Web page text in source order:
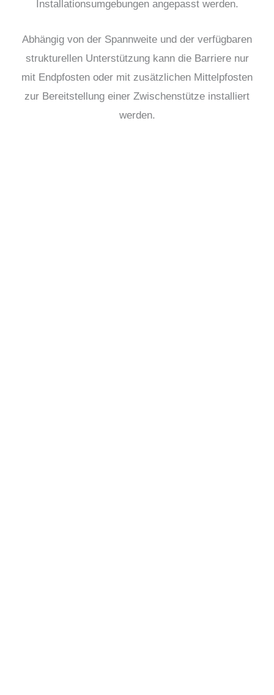
Installationsumgebungen angepasst werden.
Abhängig von der Spannweite und der verfügbaren
strukturellen Unterstützung kann die Barriere nur
mit Endpfosten oder mit zusätzlichen Mittelpfosten
zur Bereitstellung einer Zwischenstütze installiert
werden.